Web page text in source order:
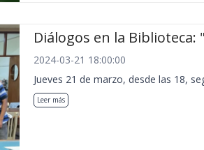
Diálogos en la Biblioteca:
2024-03-21 18:00:00
Jueves 21 de marzo, desde las 18,
Leer más